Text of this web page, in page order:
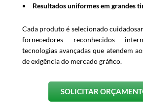
Resultados uniformes em grandes
Cada produto é selecionado
fornecedores reconhecidos
tecnologias avançadas que atendem
de exigência do mercado gráfico.
SOLICITAR